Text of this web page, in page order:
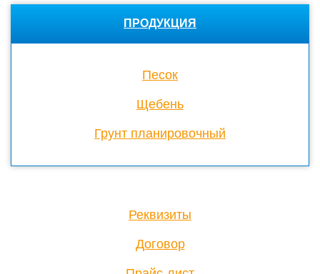
ПРОДУКЦИЯ
Песок
Щебень
Грунт планировочный
Реквизиты
Договор